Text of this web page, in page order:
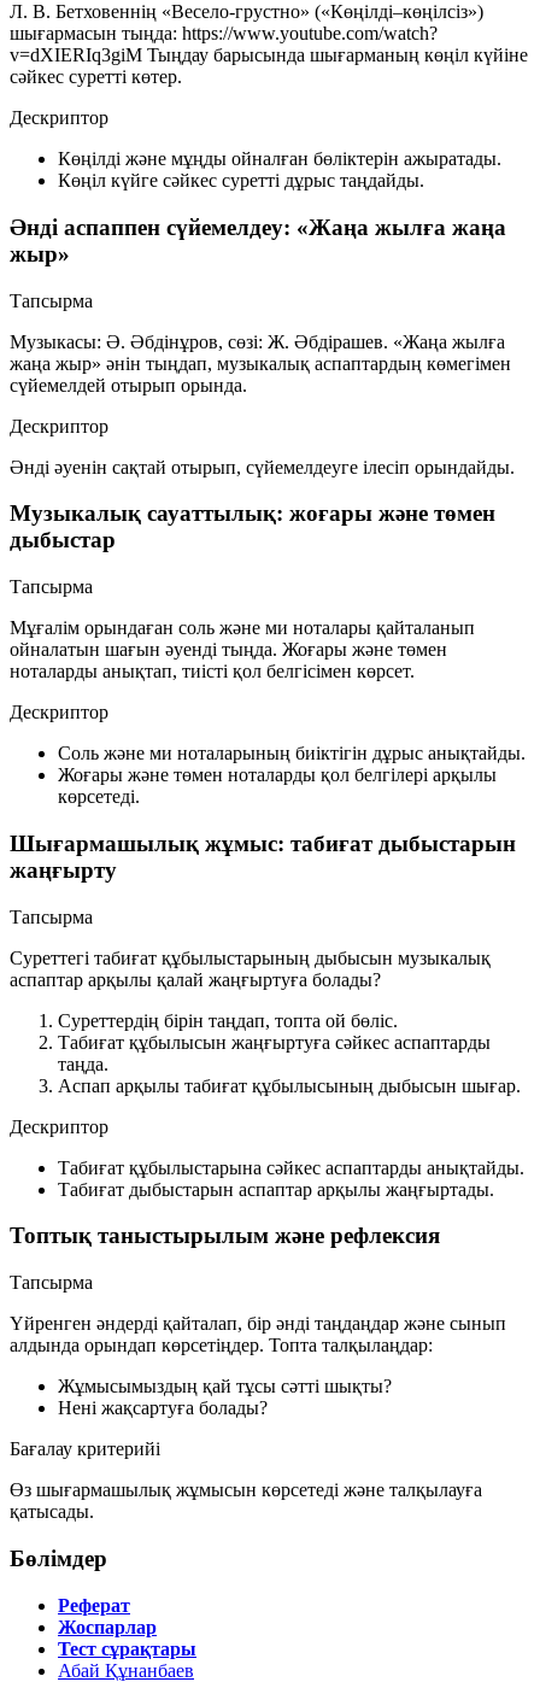
Л. В. Бетховеннің «Весело-грустно» («Көңілді–көңілсіз»)
шығармасын тыңда: https://www.youtube.com/watch?
v=dXIERIq3giM Тыңдау барысында шығарманың көңіл күйіне
сәйкес суретті көтер.
Дескриптор
Көңілді және мұңды ойналған бөліктерін ажыратады.
Көңіл күйге сәйкес суретті дұрыс таңдайды.
Әнді аспаппен сүйемелдеу: «Жаңа жылға жаңа
жыр»
Тапсырма
Музыкасы: Ә. Әбдінұров, сөзі: Ж. Әбдірашев. «Жаңа жылға
жаңа жыр» әнін тыңдап, музыкалық аспаптардың көмегімен
сүйемелдей отырып орында.
Дескриптор
Әнді әуенін сақтай отырып, сүйемелдеуге ілесіп орындайды.
Музыкалық сауаттылық: жоғары және төмен
дыбыстар
Тапсырма
Мұғалім орындаған соль және ми ноталары қайталанып
ойналатын шағын әуенді тыңда. Жоғары және төмен
ноталарды анықтап, тиісті қол белгісімен көрсет.
Дескриптор
Соль және ми ноталарының биіктігін дұрыс анықтайды.
Жоғары және төмен ноталарды қол белгілері арқылы
көрсетеді.
Шығармашылық жұмыс: табиғат дыбыстарын
жаңғырту
Тапсырма
Суреттегі табиғат құбылыстарының дыбысын музыкалық
аспаптар арқылы қалай жаңғыртуға болады?
Суреттердің бірін таңдап, топта ой бөліс.
Табиғат құбылысын жаңғыртуға сәйкес аспаптарды
таңда.
Аспап арқылы табиғат құбылысының дыбысын шығар.
Дескриптор
Табиғат құбылыстарына сәйкес аспаптарды анықтайды.
Табиғат дыбыстарын аспаптар арқылы жаңғыртады.
Топтық таныстырылым және рефлексия
Тапсырма
Үйренген әндерді қайталап, бір әнді таңдаңдар және сынып
алдында орындап көрсетіңдер. Топта талқылаңдар:
Жұмысымыздың қай тұсы сәтті шықты?
Нені жақсартуға болады?
Бағалау критерийі
Өз шығармашылық жұмысын көрсетеді және талқылауға
қатысады.
Бөлімдер
Реферат
Жоспарлар
Тест сұрақтары
Абай Құнанбаев